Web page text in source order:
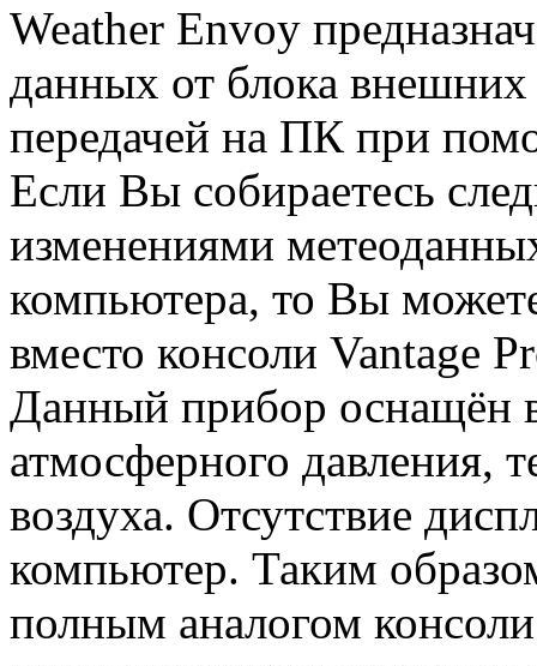
Weather Envoy
данных от блока
передачей на ПК при
Если Вы собираетесь
изменениями
компьютера, то Вы
вместо консоли Vantage
Данный прибор оснащён
атмосферного давления,
воздуха. Отсутствие
компьютер. Таким
полным аналогом